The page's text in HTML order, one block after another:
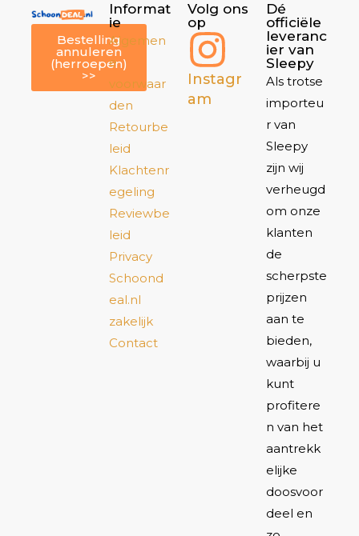
Bestelling
annuleren
(herroepen)
>>
Informat
ie
Algemen
e
voorwaar
den
Retourbe
leid
Klachtenr
egeling
Reviewbe
leid
Privacy
Schoond
eal.nl
zakelijk
Contact
Volg ons
op
Instagr
am
Dé
officiële
leveranc
ier van
Sleepy
Als trotse
importeu
r van
Sleepy
zijn wij
verheugd
om onze
klanten
de
scherpste
prijzen
aan te
bieden,
waarbij u
kunt
profitere
n van het
aantrekk
elijke
doosvoor
deel en